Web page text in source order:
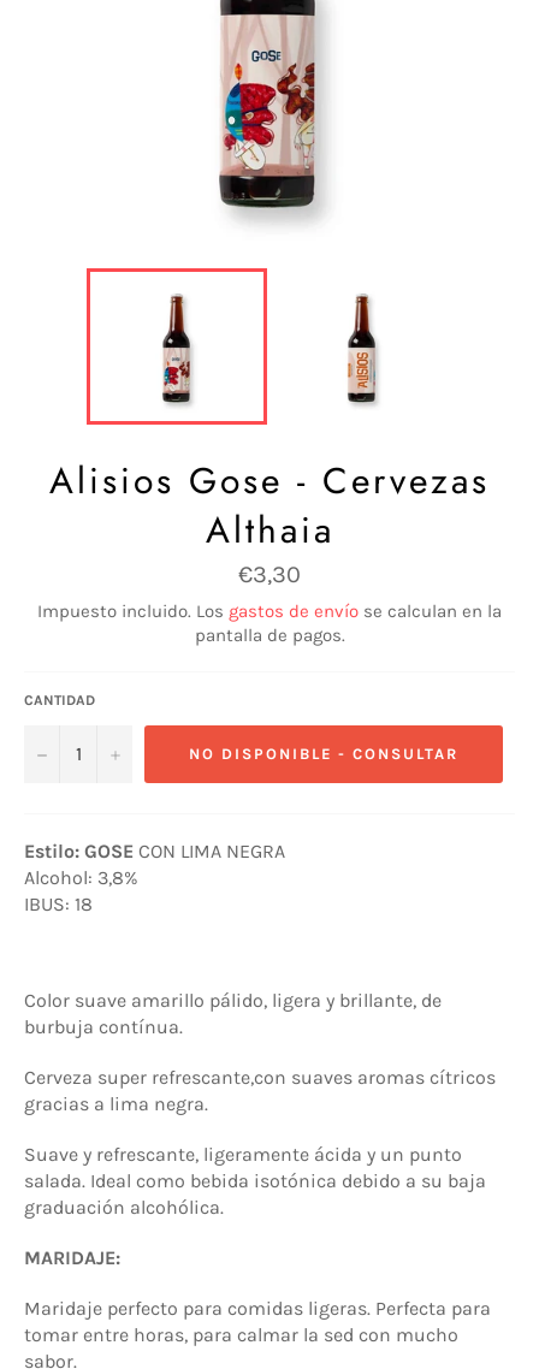
Alisios Gose - Cervezas
Althaia
Precio
habitual
€3,30
Impuesto incluido. Los gastos de envío se calculan en la
pantalla de pagos.
CANTIDAD
− + NO DISPONIBLE - CONSULTAR
Estilo: GOSE CON LIMA NEGRA
Alcohol: 3,8%
IBUS: 18
Color suave amarillo pálido, ligera y brillante, de
burbuja contínua.
Cerveza super refrescante,con suaves aromas cítricos
gracias a lima negra.
Suave y refrescante, ligeramente ácida y un punto
salada. Ideal como bebida isotónica debido a su baja
graduación alcohólica.
MARIDAJE:
Maridaje perfecto para comidas ligeras. Perfecta para
tomar entre horas, para calmar la sed con mucho
sabor.